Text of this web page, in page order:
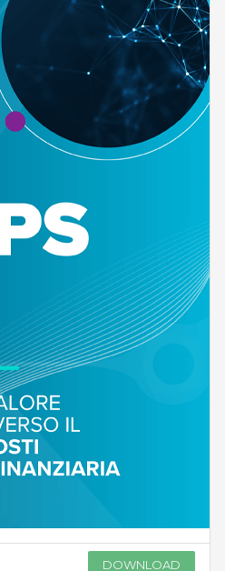
DOWNLOAD